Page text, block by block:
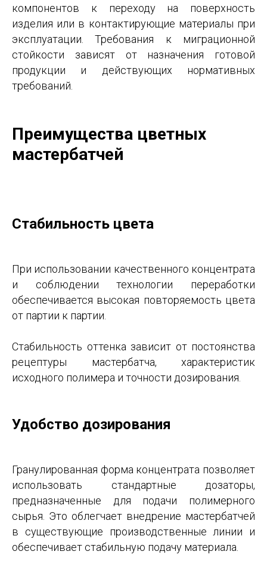
компонентов к переходу на поверхность
изделия или в контактирующие материалы при
эксплуатации. Требования к миграционной
стойкости зависят от назначения готовой
продукции и действующих нормативных
требований.
Преимущества цветных
мастербатчей
Стабильность цвета
При использовании качественного концентрата
и соблюдении технологии переработки
обеспечивается высокая повторяемость цвета
от партии к партии.
Стабильность оттенка зависит от постоянства
рецептуры мастербатча, характеристик
исходного полимера и точности дозирования.
Удобство дозирования
Гранулированная форма концентрата позволяет
использовать стандартные дозаторы,
предназначенные для подачи полимерного
сырья. Это облегчает внедрение мастербатчей
в существующие производственные линии и
обеспечивает стабильную подачу материала.